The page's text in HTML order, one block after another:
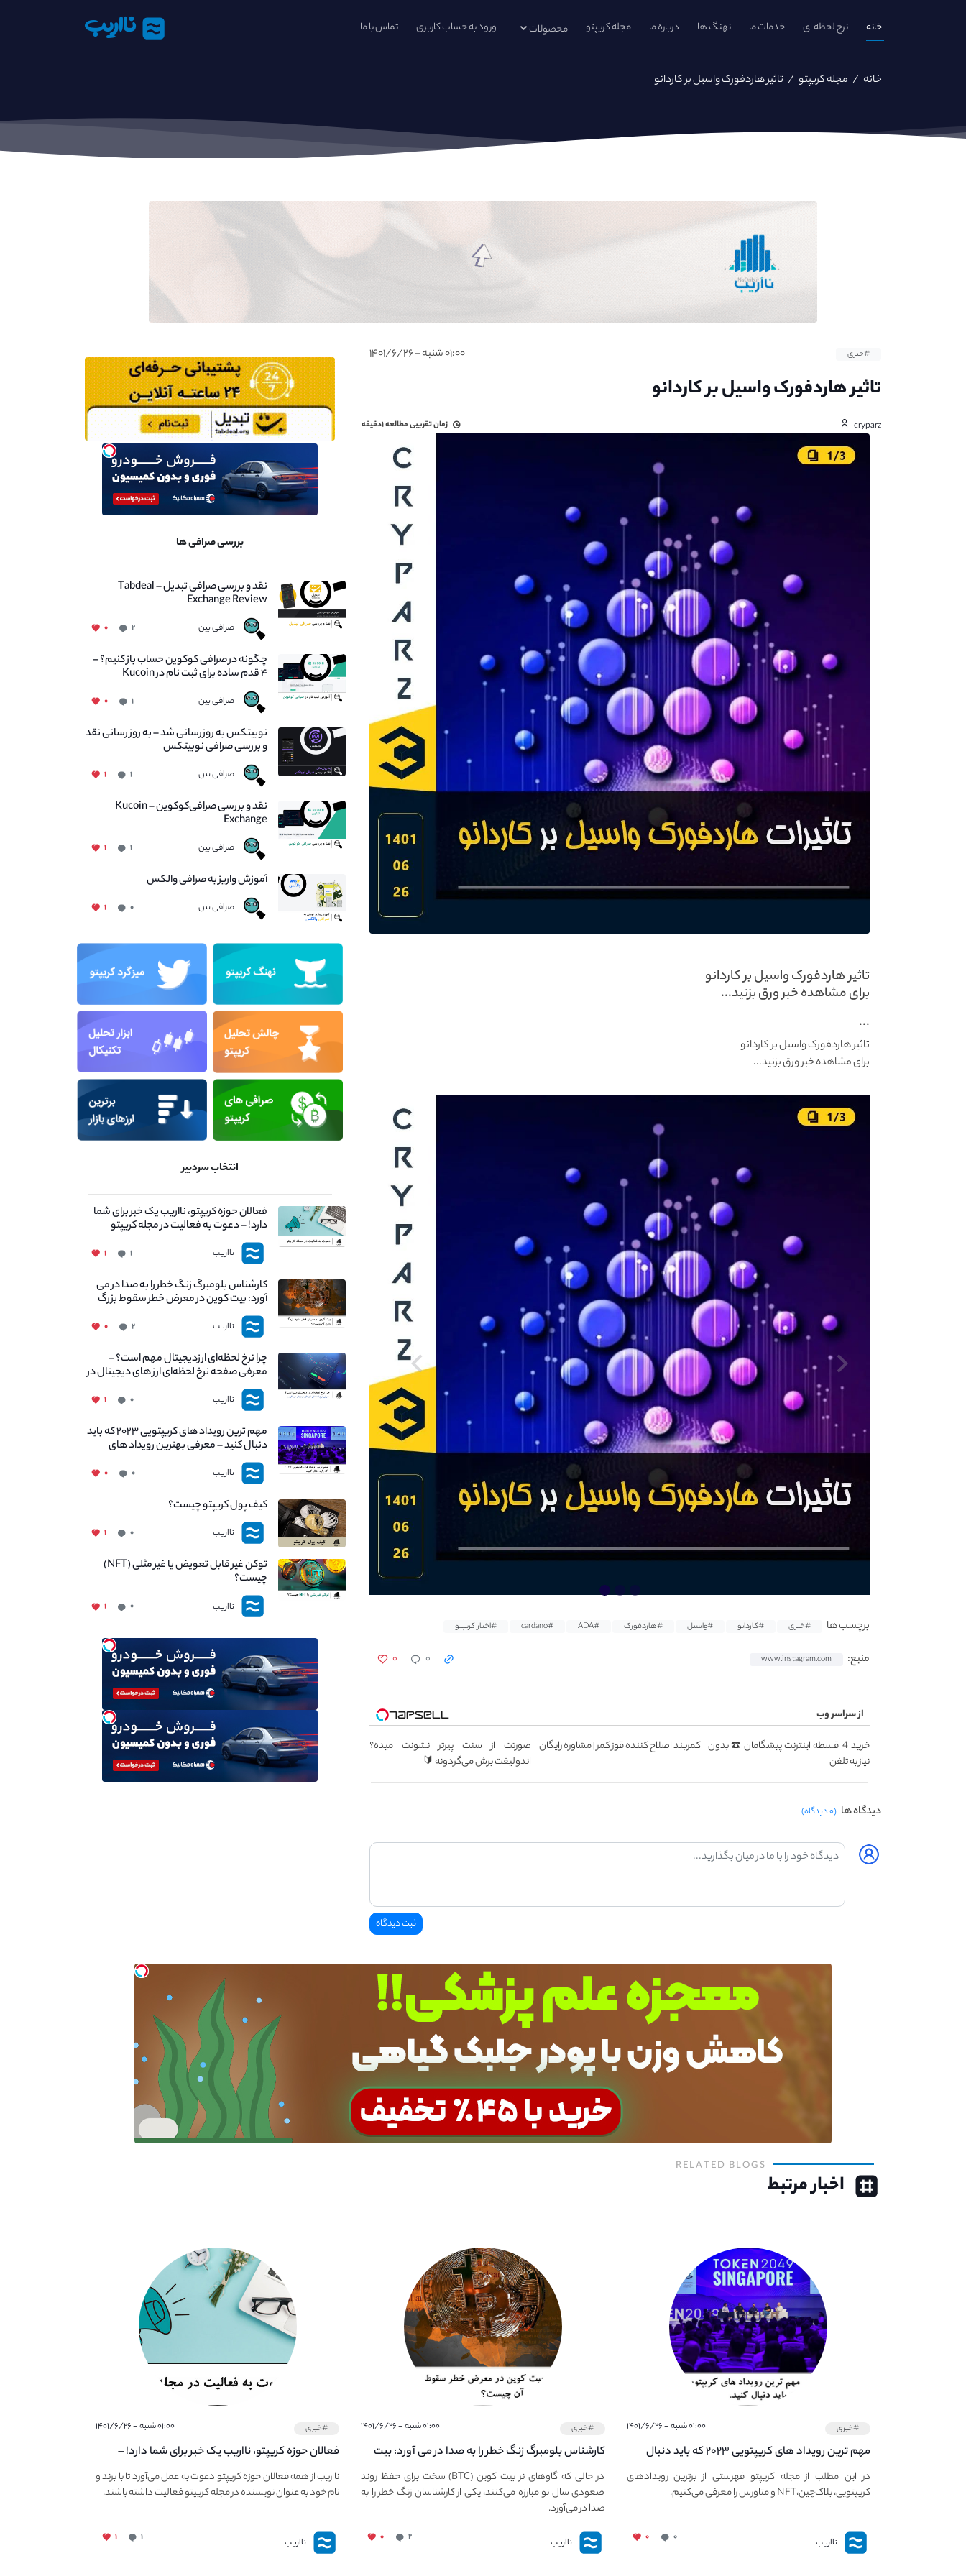
خانه نرخ لحظه ای خدمات ما نهنگ ها درباره ما مجله کریپتو محصولات ورود به حساب کاربری تماس با ما نااریب
خانه / مجله کریپتو / تاثیر هاردفورک واسیل بر کاردانو
#خبری ۰۱:۰۰ شنبه - ۱۴۰۱/۶/۲۶
تاثیر هاردفورک واسیل بر کاردانو
cryparz زمان تقریبی مطالعه۱دقیقه
تاثیر هاردفورک واسیل بر کاردانو
برای مشاهده خبر ورق بزنید...
...
تاثیر هاردفورک واسیل بر کاردانو
برای مشاهده خبر ورق بزنید...
برچسب ها #خبری #کاردانو #واسیل #هاردفورک #ADA
#cardano #اخبار کریپتو
منبع: www.instagram.com ۰ ۰
از سراسر وب
خرید 4 قسطه اینترنت پیشگامان ☎️ بدون
نیاز به تلفن
کمربند اصلاح کننده قوز کمر | مشاوره رایگان صورتت از سنت پیرتر نشونت میده؟
اندولیفت برش می‌گردونه 🔰
دیدگاه ها (۰ دیدگاه)
بررسی صرافی ها
نقد و بررسی صرافی تبدیل – Tabdeal
Exchange Review
صرافی بین ۲ ۰
چگونه در صرافی کوکوین حساب باز کنیم؟ -
۴ قدم ساده برای ثبت نام در Kucoin
صرافی بین ۱ ۰
نوبیتکس به روزرسانی شد – به روز رسانی نقد
و بررسی صرافی نوبیتکس
صرافی بین ۱ ۱
نقد و بررسی صرافی‌کوکوین – Kucoin
Exchange
صرافی بین ۱ ۱
آموزش واریز به صرافی والکس
صرافی بین ۰ ۱
انتخاب سردبیر
فعالان حوزه کریپتو، نااریب یک خبر برای شما
دارد! – دعوت به فعالیت در مجله کریپتو
نااریب ۱ ۱
کارشناس بلومبرگ زنگ خطر را به صدا در می
آورد: بیت کوین در معرض خطر سقوط بزرگ
است - دلیل آن چیست؟
نااریب ۲ ۰
چرا نرخ لحظه‌ای ارزدیجیتال مهم است؟ -
معرفی صفحه نرخ لحظه‌ای ارز های دیجیتال در
نااریب
نااریب ۰ ۱
مهم ترین رویداد های کریپتویی ۲۰۲۳ که باید
دنبال کنید – معرفی بهترین رویداد های
جهانی
نااریب ۰ ۰
کیف پول کریپتو چیست؟
نااریب ۰ ۱
توکن غیر قابل تعویض یا غیر مثلی (NFT)
چیست؟
نااریب ۰ ۱
RELATED BLOGS
اخبار مرتبط
#خبری ۰۱:۰۰ شنبه - ۱۴۰۱/۶/۲۶
مهم ترین رویداد های کریپتویی ۲۰۲۳ که باید دنبال
کنید – معرفی بهترین رویداد های جهانی
در این مطلب از مجله کریپتو فهرستی از برترین رویدادهای
کریپتویی، بلاک‌چین،NFT و متاورس را معرفی می‌کنیم.
نااریب ۰ ۰
#خبری ۰۱:۰۰ شنبه - ۱۴۰۱/۶/۲۶
کارشناس بلومبرگ زنگ خطر را به صدا در می آورد: بیت
کوین در معرض خطر سقوط بزرگ است - دلیل آن
چیست؟
در حالی که گاوهای نر بیت کوین (BTC) سخت برای حفظ روند
صعودی سال نو مبارزه می‌کنند، یکی از کارشناسان زنگ خطر را به
صدا در می‌آورد.
نااریب ۲ ۰
#خبری ۰۱:۰۰ شنبه - ۱۴۰۱/۶/۲۶
فعالان حوزه کریپتو، نااریب یک خبر برای شما دارد! –
دعوت به فعالیت در مجله کریپتو
نااریب از همه فعالان حوزه کریپتو دعوت به عمل می‌آورد تا با برند و
نام خود به عنوان نویسنده در مجله کریپتو فعالیت داشته باشند.
نااریب ۱ ۱